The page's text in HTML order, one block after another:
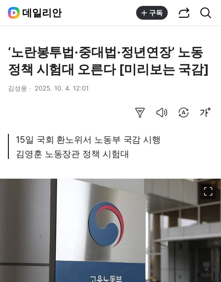
데일리안 구독
‘노란봉투법·중대법·정년연장’ 노동
정책 시험대 오른다 [미리보는 국감]
김성웅 2025. 10. 4. 12:01
15일 국회 환노위서 노동부 국감 시행
김영훈 노동장관 정책 시험대